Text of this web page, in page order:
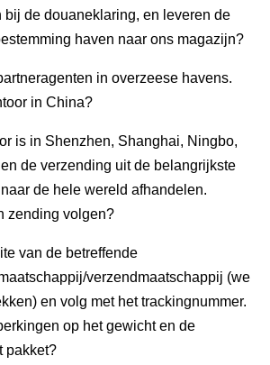
bij de douaneklaring, en leveren de
haven naar ons magazijn?
in overzeese havens.
in China?
is in Shenzhen, Shanghai, Ningbo,
de verzending uit de belangrijkste
de hele wereld afhandelen.
zending volgen?
van de betreffende
verzendmaatschappij (we
en volg met het trackingnummer.
op het gewicht en de
pakket?